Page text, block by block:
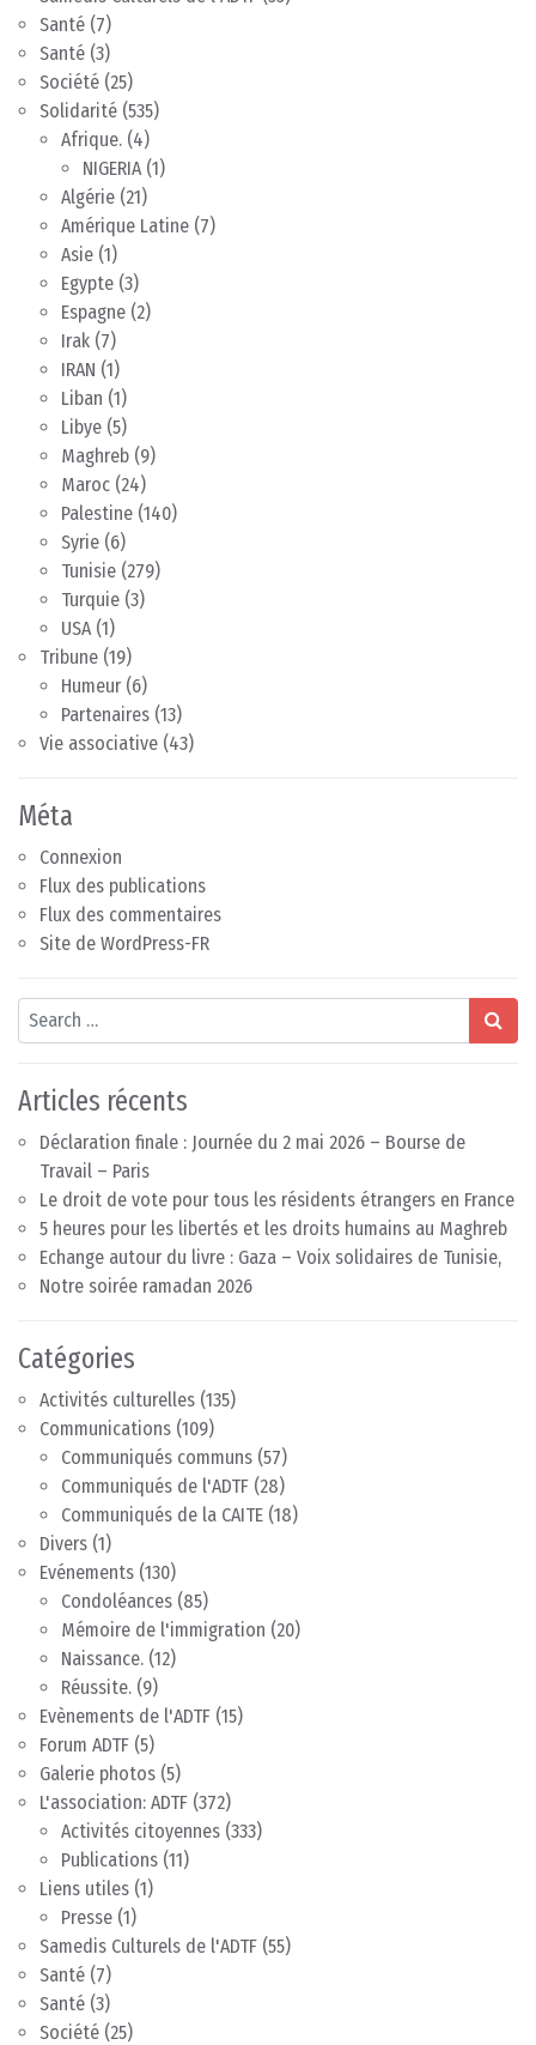
Santé (7)
Santé (3)
Société (25)
Solidarité (535)
Afrique. (4)
NIGERIA(1)
Algérie (21)
Amérique Latine (7)
Asie (1)
Egypte (3)
Espagne (2)
Irak (7)
IRAN (1)
Liban (1)
Libye (5)
Maghreb (9)
Maroc (24)
Palestine (140)
Syrie (6)
Tunisie (279)
Turquie (3)
USA(1)
Tribune (19)
Humeur (6)
Partenaires (13)
Vie associative (43)
Méta
Connexion
Flux des publications
Flux des commentaires
Site de WordPress-FR
Search
Articles récents
Déclaration finale : Journée du 2 mai 2026 – Bourse de
Travail – Paris
Le droit de vote pour tous les résidents étrangers en France
5 heures pour les libertés et les droits humains au Maghreb
Echange autour du livre : Gaza – Voix solidaires de Tunisie,
Notre soirée ramadan 2026
Catégories
Activités culturelles (135)
Communications (109)
Communiqués communs (57)
Communiqués de l'ADTF (28)
Communiqués de la CAITE (18)
Divers (1)
Evénements (130)
Condoléances (85)
Mémoire de l'immigration (20)
Naissance. (12)
Réussite. (9)
Evènements de l'ADTF (15)
Forum ADTF (5)
Galerie photos (5)
L'association: ADTF (372)
Activités citoyennes (333)
Publications (11)
Liens utiles (1)
Presse (1)
Samedis Culturels de l'ADTF (55)
Santé (7)
Santé (3)
Société (25)